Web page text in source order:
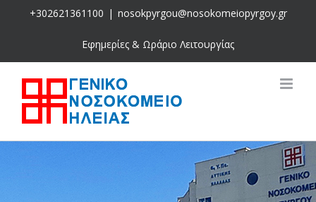
+302621361100 | nosokpyrgou@nosokomeiopyrgoy.gr
Εφημερίες & Ωράριο Λειτουργίας